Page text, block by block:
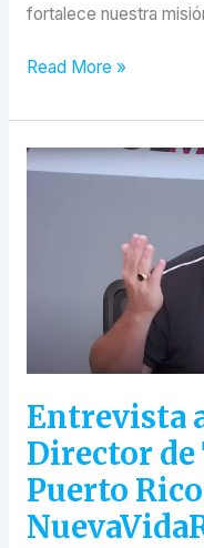
fortalece nuestra
Read More »
Entrevista
Director de
Puerto Rico
Entrevista
Challenge
Puerto
NuevaVidaRadioTV